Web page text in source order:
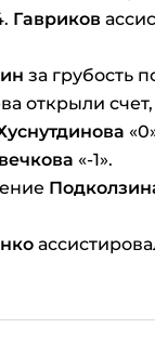
Гавриков
за грубость
открыли
«-1».